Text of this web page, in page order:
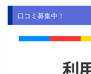
口コミ募集中！